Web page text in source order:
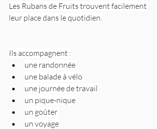
Les Rubans de Fruits trouvent facilement
leur place dans le quotidien.
Ils accompagnent :
une randonnée
une balade à vélo
une journée de travail
un pique-nique
un goûter
un voyage